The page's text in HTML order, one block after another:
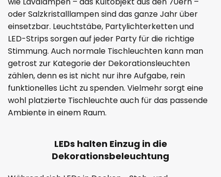
oder Salzkristalllampen sind das ganze Jahr über
einsetzbar. Leuchtstäbe, Partylichterketten und
LED-Strips sorgen auf jeder Party für die richtige
Stimmung. Auch normale Tischleuchten kann man
getrost zur Kategorie der Dekorationsleuchten
zählen, denn es ist nicht nur ihre Aufgabe, rein
funktionelles Licht zu spenden. Vielmehr sorgt eine
wohl platzierte Tischleuchte auch für das passende
Ambiente in einem Raum.
LEDs halten Einzug in die
Dekorationsbeleuchtung